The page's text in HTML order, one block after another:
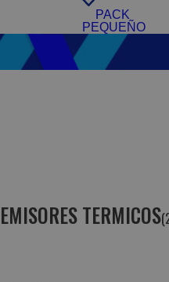
PACK
PEQUEÑO
EMISORES TERMICOS